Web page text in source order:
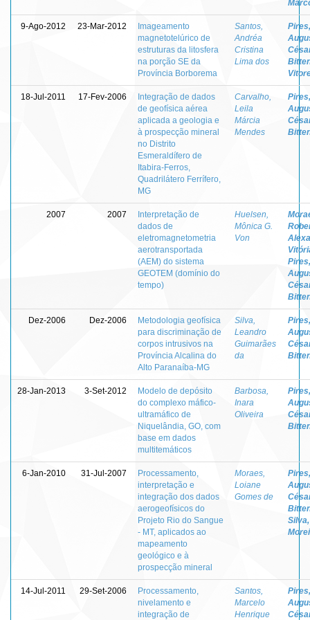
9-Ago-2012 23-Mar-2012
Imageamento
magnetotelúrico de
estruturas da litosfera
na porção SE da
Província Borborema
Santos,
Andréa
Cristina
Lima dos
Pires,
18-Jul-2011 17-Fev-2006
Integração de dados
de geofísica aérea
aplicada a geologia e
à prospecção mineral
no Distrito
Esmeraldífero de
Itabira-Ferros,
Quadrilátero Ferrífero,
MG
Carvalho,
Leila
Márcia
Mendes
Pires,
2007 2007
Interpretação de
dados de
eletromagnetometria
aerotransportada
(AEM) do sistema
GEOTEM (domínio do
tempo)
Huelsen,
Mônica G.
Von
Pires,
Dez-2006 Dez-2006
Metodologia geofísica
para discriminação de
corpos intrusivos na
Província Alcalina do
Alto Paranaíba-MG
Silva,
Leandro
Guimarães
da
Pires,
28-Jan-2013 3-Set-2012
Modelo de depósito
do complexo máfico-
ultramáfico de
Niquelândia, GO, com
base em dados
multitemáticos
Barbosa,
Inara
Oliveira
Pires,
6-Jan-2010 31-Jul-2007
Processamento,
interpretação e
integração dos dados
aerogeofísicos do
Projeto Rio do Sangue
- MT, aplicados ao
mapeamento
geológico e à
prospecção mineral
Moraes,
Loiane
Gomes de
Pires,
14-Jul-2011 29-Set-2006
Processamento,
nivelamento e
integração de
Santos,
Marcelo
Henrique
Pires,